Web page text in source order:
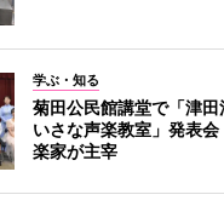
学ぶ・知る
菊田公民館講堂で「津田
いさな声楽教室」発表
楽家が主宰